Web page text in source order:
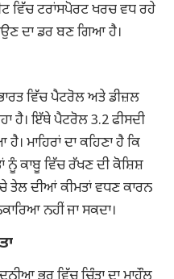
ਵਿੱਚ ਟਰਾਂਸਪੋਰਟ ਖਰਚ ਵਧ ਰਹੇ
ਦਾ ਡਰ ਬਣ ਗਿਆ ਹੈ।
ਵਿੱਚ ਪੈਟਰੋਲ ਅਤੇ ਡੀਜ਼ਲ
ਹੈ। ਇੱਥੇ ਪੈਟਰੋਲ 3.2 ਫੀਸਦੀ
ਮਾਹਿਰਾਂ ਦਾ ਕਹਿਣਾ ਹੈ ਕਿ
ਕਾਬੂ ਵਿੱਚ ਰੱਖਣ ਦੀ ਕੋਸ਼ਿਸ਼
ਤੇਲ ਦੀਆਂ ਕੀਮਤਾਂ ਵਧਣ ਕਾਰਨ
ਨਹੀਂ ਜਾ ਸਕਦਾ।